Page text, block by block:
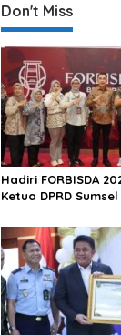
n
a
v
i
g
a
t
i
o
n
Don't Miss
Hadiri FORBISDA
Ketua DPRD
Kekuatan Ekonomi